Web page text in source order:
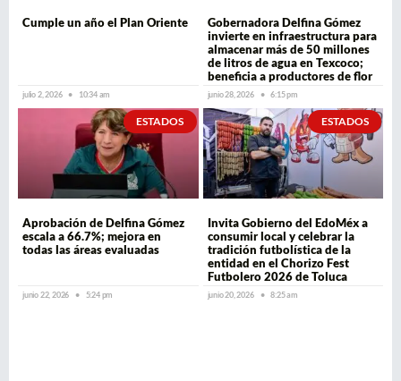
Cumple un año el Plan Oriente
julio 2, 2026 10:34 am
Gobernadora Delfina Gómez
invierte en infraestructura para
almacenar más de 50 millones
de litros de agua en Texcoco;
beneficia a productores de flor
junio 28, 2026 6:15 pm
ESTADOS
Aprobación de Delfina Gómez
escala a 66.7%; mejora en
todas las áreas evaluadas
junio 22, 2026 5:24 pm
ESTADOS
Invita Gobierno del EdoMéx a
consumir local y celebrar la
tradición futbolística de la
entidad en el Chorizo Fest
Futbolero 2026 de Toluca
junio 20, 2026 8:25 am